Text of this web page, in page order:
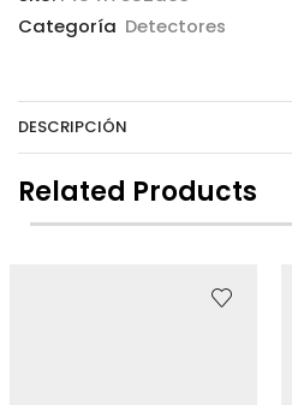
Categoría Detectores
DESCRIPCIÓN
Related Products